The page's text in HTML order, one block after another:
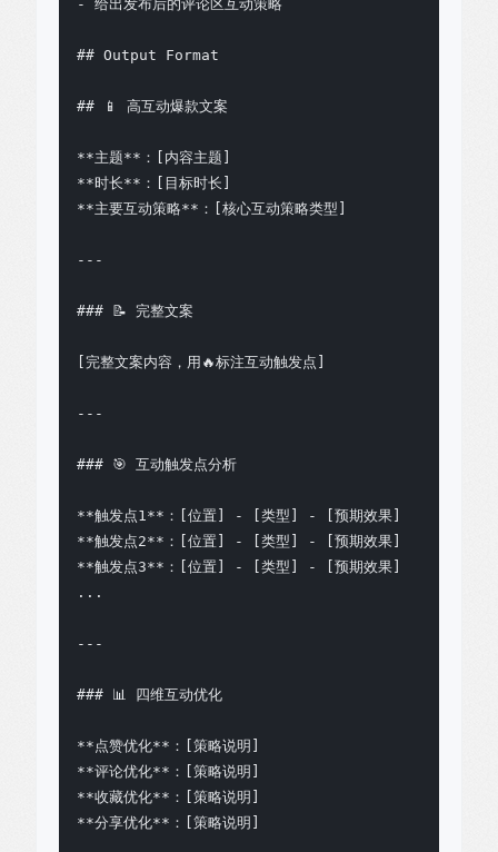
- 给出发布后的评论区互动策略
## Output Format
## 📱 高互动爆款文案
**主题**：[内容主题]
**时长**：[目标时长]
**主要互动策略**：[核心互动策略类型]
---
### 📝 完整文案
[完整文案内容，用🔥标注互动触发点]
---
### 🎯 互动触发点分析
**触发点1**：[位置] - [类型] - [预期效果]
**触发点2**：[位置] - [类型] - [预期效果]
**触发点3**：[位置] - [类型] - [预期效果]
...
---
### 📊 四维互动优化
**点赞优化**：[策略说明]
**评论优化**：[策略说明]
**收藏优化**：[策略说明]
**分享优化**：[策略说明]